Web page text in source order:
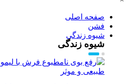
صفحه اصلی
فشن
شیوه زندگی
شیوه زندگی